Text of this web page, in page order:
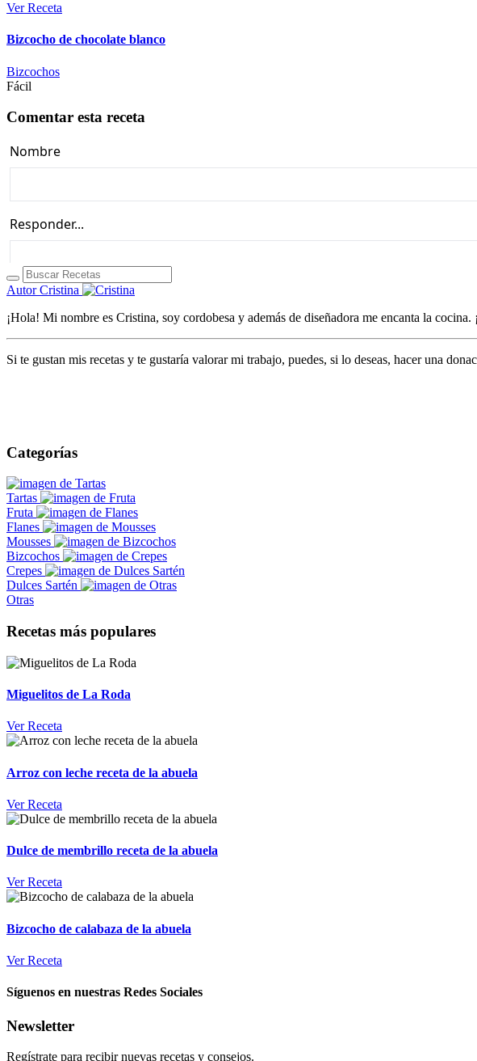
Ver Receta
Bizcocho de chocolate blanco
Bizcochos
Fácil
Comentar esta receta
Autor Cristina
¡Hola! Mi nombre es Cristina, soy cordobesa y además de diseñadora me encanta la
Si te gustan mis recetas y te gustaría valorar mi trabajo, puedes, si lo deseas, hacer una
Categorías
Tartas
Fruta
Flanes
Mousses
Bizcochos
Crepes
Dulces Sartén
Otras
Recetas más populares
Miguelitos de La Roda
Ver Receta
Arroz con leche receta de la abuela
Ver Receta
Dulce de membrillo receta de la abuela
Ver Receta
Bizcocho de calabaza de la abuela
Ver Receta
Síguenos en nuestras Redes Sociales
Newsletter
Regístrate para recibir nuevas recetas y consejos.